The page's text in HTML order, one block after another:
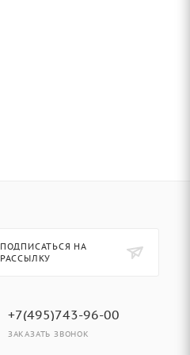
ПОДПИСАТЬСЯ НА
РАССЫЛКУ
+7(495)743-96-00
ЗАКАЗАТЬ ЗВОНОК